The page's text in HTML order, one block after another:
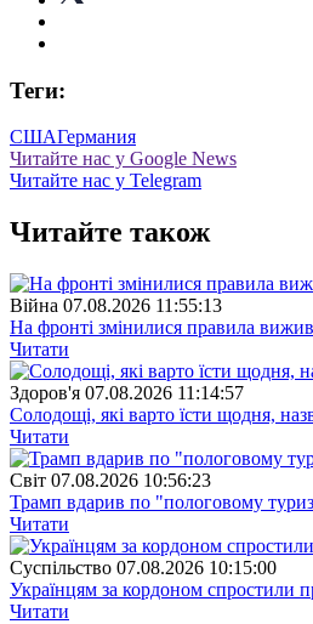
Теги:
СШАГермания
Читайте нас у Google News
Читайте нас у Telegram
Читайте також
Війна 07.08.2026 11:55:13
На фронті змінилися правила
Читати
Здоров'я 07.08.2026 11:14:57
Солодощі, які варто їсти щодня,
Читати
Свiт 07.08.2026 10:56:23
Трамп вдарив по "пологовому
Читати
Суспiльство 07.08.2026 10:15:00
Українцям за кордоном спростили
Читати